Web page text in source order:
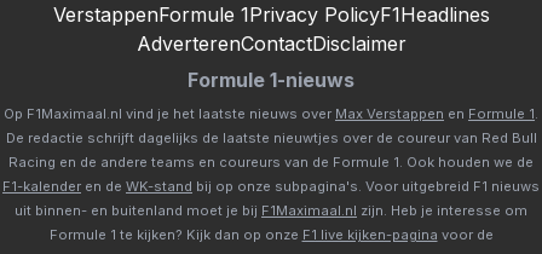
VerstappenFormule 1Privacy PolicyF1Headlines
AdverterenContactDisclaimer
Formule 1-nieuws
Op F1Maximaal.nl vind je het laatste nieuws over Max Verstappen en Formule 1
De redactie schrijft dagelijks de laatste nieuwtjes over de coureur van Red Bull
Racing en de andere teams en coureurs van de Formule 1. Ook houden we de
F1-kalender en de WK-stand bij op onze subpagina's. Voor uitgebreid F1 nieuws
uit binnen- en buitenland moet je bij F1Maximaal.nl zijn. Heb je interesse om
Formule 1 te kijken? Kijk dan op onze F1 live kijken-pagina voor de